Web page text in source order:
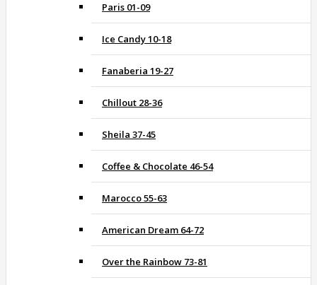
Paris 01-09
Ice Candy 10-18
Fanaberia 19-27
Chillout 28-36
Sheila 37-45
Coffee & Chocolate 46-54
Marocco 55-63
American Dream 64-72
Over the Rainbow 73-81